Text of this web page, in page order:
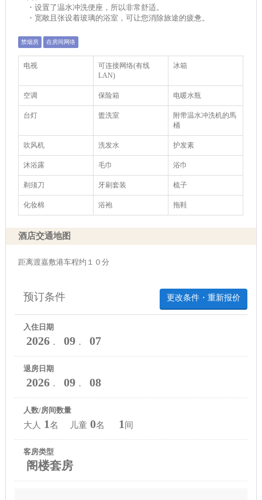
・设置了温水冲洗便座，所以非常舒适。
・宽敞且张设着玻璃的浴室，可让您消除旅途的疲惫。
禁烟房 在房间网络
电视
可连接网络(有线
LAN)
冰箱
空调 保险箱 电暖水瓶
台灯 盥洗室
附带温水冲洗机的馬
桶
吹风机 洗发水 护发素
沐浴露 毛巾 浴巾
剃须刀 牙刷套装 梳子
化妆棉 浴袍 拖鞋
酒店交通地图
距离渡嘉敷港车程约１０分
更改条件・重新报价
预订条件
入住日期
2026． 09． 07
退房日期
2026． 09． 08
人数/房间数量
大人 1名 儿童 0名 1 间
客房类型
阁楼套房